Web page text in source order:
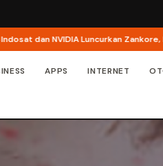
dan NVIDIA Luncurkan Zankore,
APPS INTERNET